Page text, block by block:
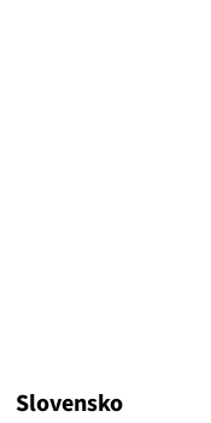
Slovensko